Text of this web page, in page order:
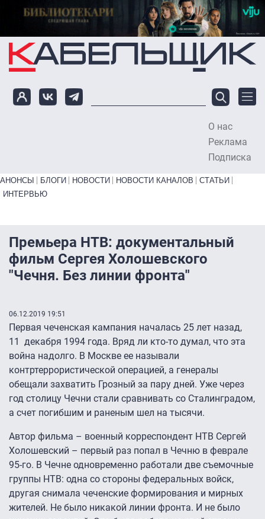
Перейти к основному содержанию
О нас
Реклама
Подписка
Primary links bottom
АНОНСЫ БЛОГИ НОВОСТИ НОВОСТИ КАНАЛОВ
СТАТЬИ
ИНТЕРВЬЮ
Премьера НТВ: документальный
фильм Сергея Холошевского
"Чечня. Без линии фронта"
06.12.2019 19:51
Первая чеченская кампания началась 25 лет назад,
11 декабря 1994 года. Вряд ли кто-то думал, что эта
война надолго. В Москве ее называли
контртеррористической операцией, а генералы
обещали захватить Грозный за пару дней. Уже через
год столицу Чечни стали сравнивать со Сталинградом,
а счет погибшим и раненым шел на тысячи.
Автор фильма – военный корреспондент НТВ Сергей
Холошевский – первый раз попал в Чечню в феврале
95-го. В Чечне одновременно работали две съемочные
группы НТВ: одна со стороны федеральных войск,
другая снимала чеченские формирования и мирных
жителей. Не было никакой линии фронта. И не было